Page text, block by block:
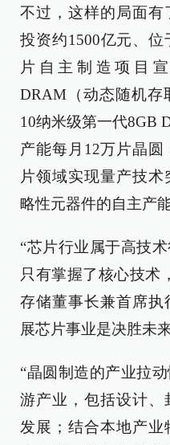
不过，这样的局面
投资约1500亿元、
片自主制造项目
DRAM（动态随机存
10纳米级第一代8GB
产能每月12万片晶
片领域实现量产技
略性元器件的自主产能
“芯片行业属于高技
只有掌握了核心技术
存储董事长兼首席执
展芯片事业是决胜未
“晶圆制造的产业拉
游产业，包括设计、
发展；结合本地产业